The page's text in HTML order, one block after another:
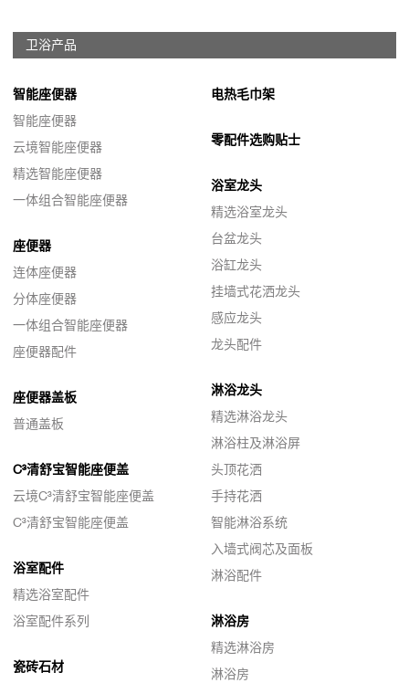
卫浴产品
智能座便器
智能座便器
云境智能座便器
精选智能座便器
一体组合智能座便器
座便器
连体座便器
分体座便器
一体组合智能座便器
座便器配件
座便器盖板
普通盖板
C³清舒宝智能座便盖
云境C³清舒宝智能座便盖
C³清舒宝智能座便盖
浴室配件
精选浴室配件
浴室配件系列
瓷砖石材
电热毛巾架
零配件选购贴士
浴室龙头
精选浴室龙头
台盆龙头
浴缸龙头
挂墙式花洒龙头
感应龙头
龙头配件
淋浴龙头
精选淋浴龙头
淋浴柱及淋浴屏
头顶花洒
手持花洒
智能淋浴系统
入墙式阀芯及面板
淋浴配件
淋浴房
精选淋浴房
淋浴房